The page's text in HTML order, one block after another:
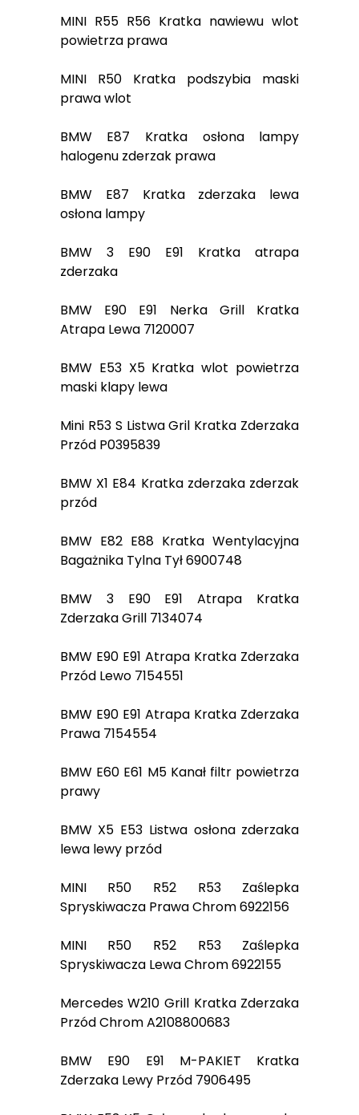
MINI R55 R56 Kratka nawiewu wlot
powietrza prawa
MINI R50 Kratka podszybia maski
prawa wlot
BMW E87 Kratka osłona lampy
halogenu zderzak prawa
BMW E87 Kratka zderzaka lewa
osłona lampy
BMW 3 E90 E91 Kratka atrapa
zderzaka
BMW E90 E91 Nerka Grill Kratka
Atrapa Lewa 7120007
BMW E53 X5 Kratka wlot powietrza
maski klapy lewa
Mini R53 S Listwa Gril Kratka Zderzaka
Przód P0395839
BMW X1 E84 Kratka zderzaka zderzak
przód
BMW E82 E88 Kratka Wentylacyjna
Bagażnika Tylna Tył 6900748
BMW 3 E90 E91 Atrapa Kratka
Zderzaka Grill 7134074
BMW E90 E91 Atrapa Kratka Zderzaka
Przód Lewo 7154551
BMW E90 E91 Atrapa Kratka Zderzaka
Prawa 7154554
BMW E60 E61 M5 Kanał filtr powietrza
prawy
BMW X5 E53 Listwa osłona zderzaka
lewa lewy przód
MINI R50 R52 R53 Zaślepka
Spryskiwacza Prawa Chrom 6922156
MINI R50 R52 R53 Zaślepka
Spryskiwacza Lewa Chrom 6922155
Mercedes W210 Grill Kratka Zderzaka
Przód Chrom A2108800683
BMW E90 E91 M-PAKIET Kratka
Zderzaka Lewy Przód 7906495